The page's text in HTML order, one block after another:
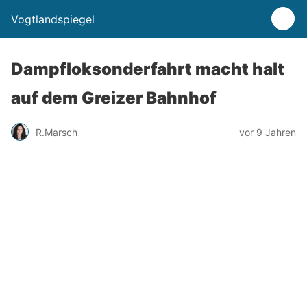
Vogtlandspiegel
Dampfloksonderfahrt macht halt
auf dem Greizer Bahnhof
R.Marsch vor 9 Jahren